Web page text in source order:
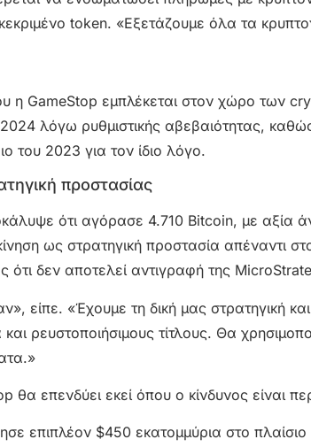
token. «Εξετάζουμε όλα τα
η GameStop εμπλέκεται στον χώρο των
2024 λόγω ρυθμιστικής αβεβαιότητας,
του 2023 για τον ίδιο λόγο.
προστασίας
ότι αγόρασε 4.710 Bitcoin, με αξία
ως στρατηγική προστασία απέναντι
ότι δεν αποτελεί αντιγραφή της
είπε. «Έχουμε τη δική μας στρατηγική
και ρευστοποιήσιμους τίτλους. Θα
θα επενδύει εκεί όπου ο κίνδυνος είναι
επιπλέον $450 εκατομμύρια στο